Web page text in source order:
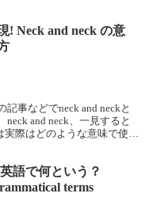
! Neck and neck の意
記事などでneck and neckと
and neck、一見すると
際はどのような意味で使わ
語で何という？
terms